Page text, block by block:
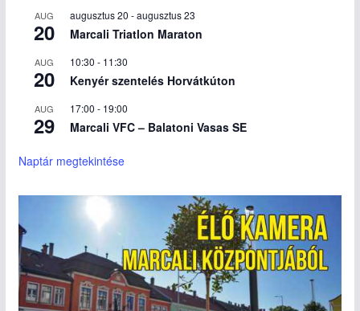
AUG
20
augusztus 20 -augusztus 23
Marcali Triatlon Maraton
AUG
20
10:30 - 11:30
Kenyér szentelés Horvátkúton
AUG
29
17:00 - 19:00
Marcali VFC – Balatoni Vasas SE
Naptár megtekintése